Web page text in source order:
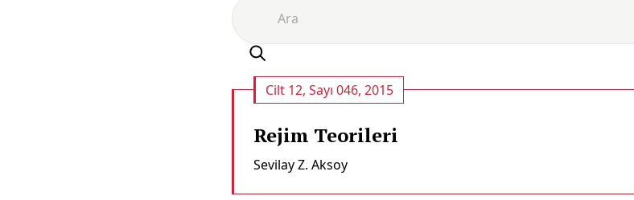
Cilt 12, Sayı 046, 2015
Rejim Teorileri
Sevilay Z. Aksoy